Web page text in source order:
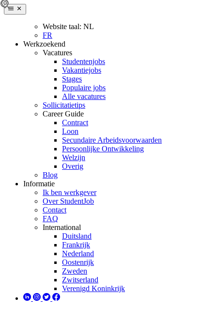
Website taal: NL
FR
Werkzoekend
Vacatures
Studentenjobs
Vakantiejobs
Stages
Populaire jobs
Alle vacatures
Sollicitatietips
Career Guide
Contract
Loon
Secundaire Arbeidsvoorwaarden
Persoonlijke Ontwikkeling
Welzijn
Overig
Blog
Informatie
Ik ben werkgever
Over StudentJob
Contact
FAQ
International
Duitsland
Frankrijk
Nederland
Oostenrijk
Zweden
Zwitserland
Verenigd Koninkrijk